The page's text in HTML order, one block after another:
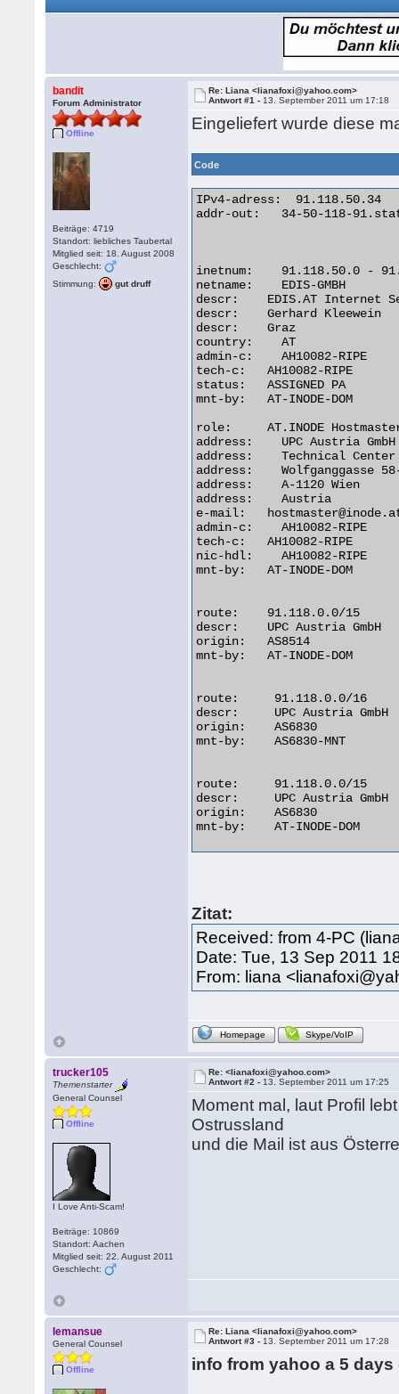
bandit
Forum Administrator
Offline
Beiträge: 4719
Standort: liebliches Taubertal
Mitglied seit: 18. August 2008
Geschlecht:
Stimmung:
gut druff
Re: Liana <lianafoxi@yahoo.com>
Antwort #1 - 13. September 2011 um 17:18
Eingeliefert wurde diese
Code
IPv4-adress:  91.118.50.34
addr-out:   34-50-118-
inetnum:    91.118.50.0 -
netname:    EDIS-GMBH
descr:    EDIS.AT Internet
descr:    Gerhard Kleewein
descr:    Graz
country:    AT
admin-c:    AH10082-RIPE
tech-c:   AH10082-RIPE
status:   ASSIGNED PA
mnt-by:   AT-INODE-DOM
role:     AT.INODE
address:    UPC Austria GmbH
address:    Technical Center
address:    Wolfganggasse
address:    A-1120 Wien
address:    Austria
e-mail:
admin-c:    AH10082-RIPE
tech-c:   AH10082-RIPE
nic-hdl:    AH10082-RIPE
mnt-by:   AT-INODE-DOM
route:    91.118.0.0/15
descr:    UPC Austria GmbH
origin:   AS8514
mnt-by:   AT-INODE-DOM
route:     91.118.0.0/16
descr:     UPC Austria GmbH
origin:    AS6830
mnt-by:    AS6830-MNT
route:     91.118.0.0/15
descr:     UPC Austria GmbH
origin:    AS6830
mnt-by:    AT-INODE-DOM
Zitat:
Received: from 4-PC
Date: Tue, 13 Sep 2011
From: liana
Homepage Skype/VoIP
trucker105
Themenstarter
General Counsel
Offline
I Love Anti-Scam!
Beiträge: 10869
Standort: Aachen
Mitglied seit: 22. August 2011
Geschlecht:
Re: <lianafoxi@yahoo.com>
Antwort #2 - 13. September 2011 um 17:25
Moment mal, laut Profil
Ostrussland
und die Mail ist aus
lemansue
General Counsel
Offline
Re: Liana <lianafoxi@yahoo.com>
Antwort #3 - 13. September 2011 um 17:28
info from yahoo a 5